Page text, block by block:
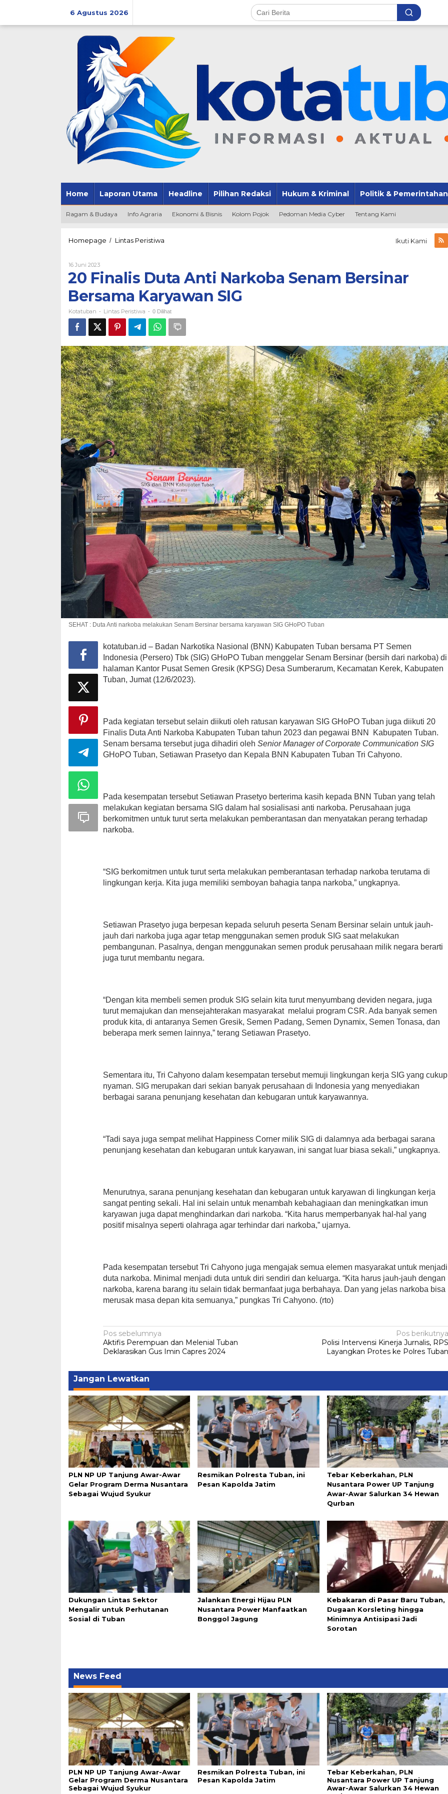
6 Agustus 2026
Home Laporan Utama Headline Pilihan Redaksi Hukum & Kriminal Politik & Pemerintahan
Ragam & Budaya Info Agraria Ekonomi & Bisnis Kolom Pojok Pedoman Media Cyber Tentang Kami
Homepage / Lintas Peristiwa
Narkoba
Senam
Bersinar
Bersama
Karyawan
SIG
Ikuti Kami
16 Juni 2023Oleh
Kotatuban
20 Finalis Duta Anti Narkoba Senam Bersinar
Bersama Karyawan SIG
Kotatuban - Lintas Peristiwa - 0 Dilihat
SEHAT : Duta Anti narkoba melakukan Senam Bersinar bersama karyawan SIG GHoPO Tuban
kotatuban.id – Badan Narkotika Nasional (BNN) Kabupaten Tuban bersama PT Semen
Indonesia (Persero) Tbk (SIG) GHoPO Tuban menggelar Senam Bersinar (bersih dari narkoba) di
halaman Kantor Pusat Semen Gresik (KPSG) Desa Sumberarum, Kecamatan Kerek, Kabupaten
Tuban, Jumat (12/6/2023).
Pada kegiatan tersebut selain diikuti oleh ratusan karyawan SIG GHoPO Tuban juga diikuti 20
Finalis Duta Anti Narkoba Kabupaten Tuban tahun 2023 dan pegawai BNN Kabupaten Tuban.
Senam bersama tersebut juga dihadiri olehSenior Manager of Corporate Communication SIG
GHoPO Tuban, Setiawan Prasetyo dan Kepala BNN Kabupaten Tuban Tri Cahyono.
Pada kesempatan tersebut Setiawan Prasetyo berterima kasih kepada BNN Tuban yang telah
melakukan kegiatan bersama SIG dalam hal sosialisasi anti narkoba. Perusahaan juga
berkomitmen untuk turut serta melakukan pemberantasan dan menyatakan perang terhadap
narkoba.
“SIG berkomitmen untuk turut serta melakukan pemberantasan terhadap narkoba terutama di
lingkungan kerja. Kita juga memiliki semboyan bahagia tanpa narkoba,” ungkapnya.
Setiawan Prasetyo juga berpesan kepada seluruh peserta Senam Bersinar selain untuk jauh-
jauh dari narkoba juga agar tetap menggunakan semen produk SIG saat melakukan
pembangunan. Pasalnya, dengan menggunakan semen produk perusahaan milik negara berarti
juga turut membantu negara.
“Dengan kita membeli semen produk SIG selain kita turut menyumbang deviden negara, juga
turut memajukan dan mensejahterakan masyarakat melalui program CSR. Ada banyak semen
produk kita, di antaranya Semen Gresik, Semen Padang, Semen Dynamix, Semen Tonasa, dan
beberapa merk semen lainnya,” terang Setiawan Prasetyo.
Sementara itu, Tri Cahyono dalam kesempatan tersebut memuji lingkungan kerja SIG yang cukup
nyaman. SIG merupakan dari sekian banyak perusahaan di Indonesia yang menyediakan
berbagai sarana penunjang kesehatan dan kebugaran untuk karyawannya.
“Tadi saya juga sempat melihat Happiness Corner milik SIG di dalamnya ada berbagai sarana
penunjang kesehatan dan kebugaran untuk karyawan, ini sangat luar biasa sekali,” ungkapnya.
Menurutnya, sarana penunjang kesehatan dan kebugaran untuk karyawan di lingkungan kerja
sangat penting sekali. Hal ini selain untuk menambah kebahagiaan dan meningkatkan imun
karyawan juga dapat menghindarkan dari narkoba. “Kita harus memperbanyak hal-hal yang
positif misalnya seperti olahraga agar terhindar dari narkoba,” ujarnya.
Pada kesempatan tersebut Tri Cahyono juga mengajak semua elemen masyarakat untuk menjadi
duta narkoba. Minimal menjadi duta untuk diri sendiri dan keluarga. “Kita harus jauh-jauh dengan
narkoba, karena barang itu selain tidak bermanfaat juga berbahaya. Dan yang jelas narkoba bisa
merusak masa depan kita semuanya,” pungkas Tri Cahyono. (rto)
Navigasi
pos
Pos sebelumnya
Aktifis Perempuan dan Melenial Tuban
Deklarasikan Gus Imin Capres 2024
Pos berikutnya
Polisi Intervensi Kinerja Jurnalis, RPS
Layangkan Protes ke Polres Tuban
Jangan Lewatkan
PLN NP UP Tanjung Awar-Awar
Gelar Program Derma Nusantara
Sebagai Wujud Syukur
Resmikan Polresta Tuban, ini
Pesan Kapolda Jatim
Tebar Keberkahan, PLN
Nusantara Power UP Tanjung
Awar-Awar Salurkan 34 Hewan
Qurban
Dukungan Lintas Sektor
Mengalir untuk Perhutanan
Sosial di Tuban
Jalankan Energi Hijau PLN
Nusantara Power Manfaatkan
Bonggol Jagung
Kebakaran di Pasar Baru Tuban,
Dugaan Korsleting hingga
Minimnya Antisipasi Jadi
Sorotan
News Feed
PLN NP UP Tanjung Awar-Awar
Gelar Program Derma Nusantara
Sebagai Wujud Syukur
Resmikan Polresta Tuban, ini
Pesan Kapolda Jatim
Tebar Keberkahan, PLN
Nusantara Power UP Tanjung
Awar-Awar Salurkan 34 Hewan